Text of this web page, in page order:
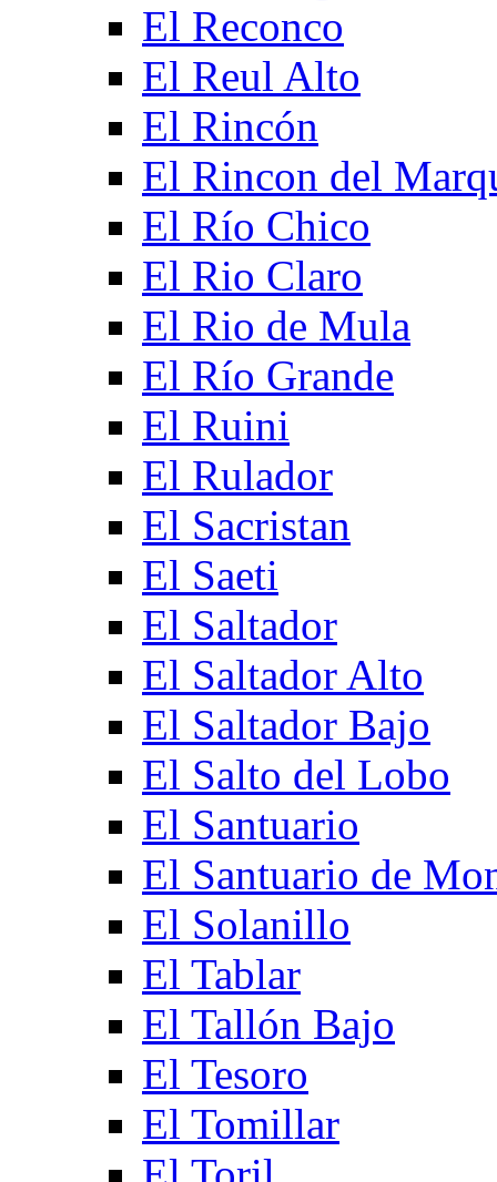
El Reconco
El Reul Alto
El Rincón
El Rincon del
El Río Chico
El Rio Claro
El Rio de Mula
El Río Grande
El Ruini
El Rulador
El Sacristan
El Saeti
El Saltador
El Saltador Alto
El Saltador Bajo
El Salto del Lobo
El Santuario
El Santuario de
El Solanillo
El Tablar
El Tallón Bajo
El Tesoro
El Tomillar